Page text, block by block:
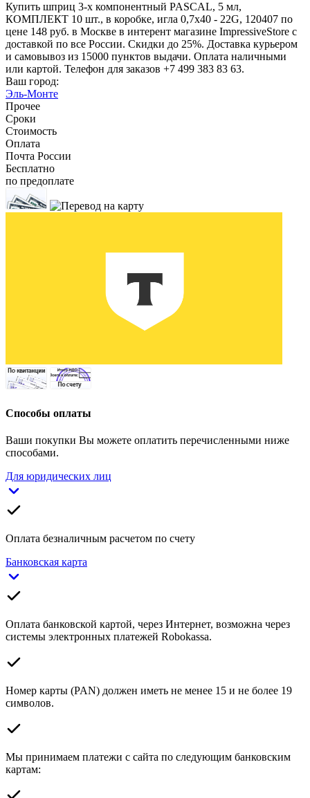
Купить шприц 3-х компонентный PASCAL, 5 мл,
КОМПЛЕКТ 10 шт., в коробке, игла 0,7х40 - 22G, 120407 по
цене 148 руб. в Москве в интерент магазине ImpressiveStore с
доставкой по все России. Скидки до 25%. Доставка курьером
и самовывоз из 15000 пунктов выдачи. Оплата наличными
или картой. Телефон для заказов +7 499 383 83 63.
Ваш город:
Эль-Монте
Прочее
Сроки
Стоимость
Оплата
Почта России
Бесплатно
по предоплате
Способы оплаты
Ваши покупки Вы можете оплатить перечисленными ниже
способами.
Для юридических лиц
Оплата безналичным расчетом по счету
Банковская карта
Оплата банковской картой, через Интернет, возможна через
системы электронных платежей Robokassa.
Номер карты (PAN) должен иметь не менее 15 и не более 19
символов.
Мы принимаем платежи с сайта по следующим банковским
картам: